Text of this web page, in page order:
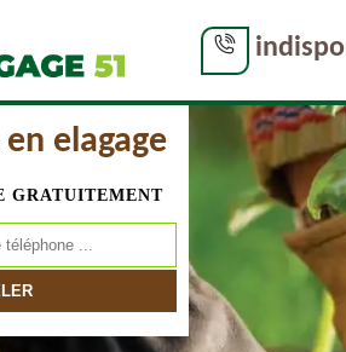
elagage
GRATUITEMENT